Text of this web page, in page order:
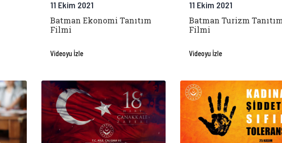
11 Ekim 2021
Batman Ekonomi Tanıtım
Filmi
Videoyu İzle
11 Ekim 2021
Batman Turizm
Filmi
Videoyu İzle